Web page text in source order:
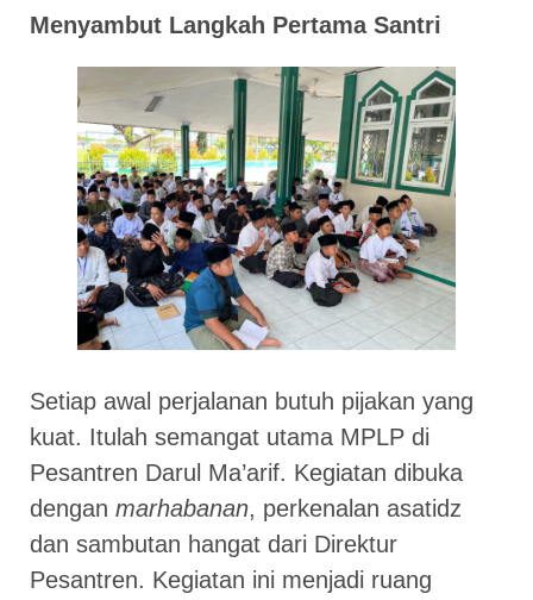
Menyambut Langkah Pertama Santri
Setiap awal perjalanan butuh pijakan yang
kuat. Itulah semangat utama MPLP di
Pesantren Darul Ma’arif. Kegiatan dibuka
dengan marhabanan, perkenalan asatidz
dan sambutan hangat dari Direktur
Pesantren. Kegiatan ini menjadi ruang